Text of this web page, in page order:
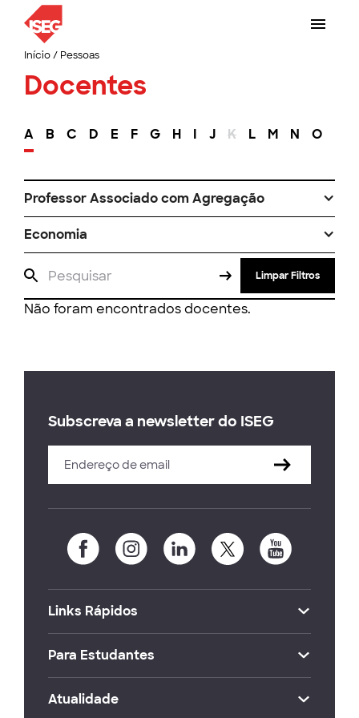
Início/ Pessoas
Docentes
A B C D E F G H I J K L M N O
Professor Associado com Agregação
Economia
Limpar Filtros
Não foram encontrados docentes.
Subscreva a newsletter do ISEG
Links Rápidos
Para Estudantes
Atualidade